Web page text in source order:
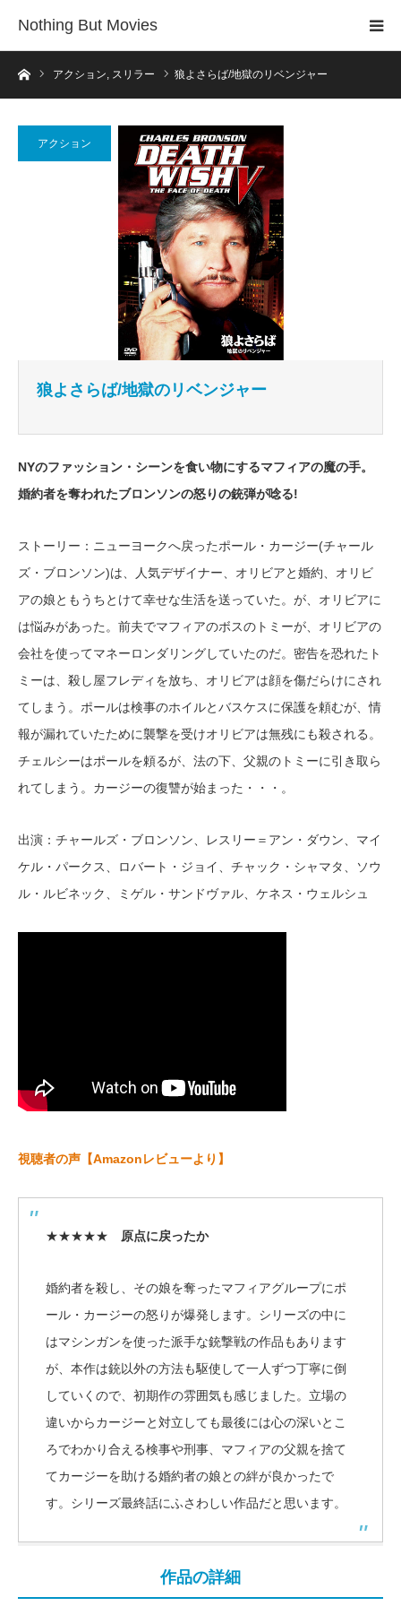
Nothing But Movies
ホームアクション, スリラー 狼よさらば/地獄のリベンジャー
アクション
狼よさらば/地獄のリベンジャー
NYのファッション・シーンを食い物にするマフィアの魔の手。
婚約者を奪われたブロンソンの怒りの銃弾が唸る!
ストーリー：ニューヨークへ戻ったポール・カージー(チャール
ズ・ブロンソン)は、人気デザイナー、オリビアと婚約、オリビ
アの娘ともうちとけて幸せな生活を送っていた。が、オリビアに
は悩みがあった。前夫でマフィアのボスのトミーが、オリビアの
会社を使ってマネーロンダリングしていたのだ。密告を恐れたト
ミーは、殺し屋フレディを放ち、オリビアは顔を傷だらけにされ
てしまう。ポールは検事のホイルとバスケスに保護を頼むが、情
報が漏れていたために襲撃を受けオリビアは無残にも殺される。
チェルシーはポールを頼るが、法の下、父親のトミーに引き取ら
れてしまう。カージーの復讐が始まった・・・。
出演：チャールズ・ブロンソン、レスリー＝アン・ダウン、マイ
ケル・パークス、ロバート・ジョイ、チャック・シャマタ、ソウ
ル・ルビネック、ミゲル・サンドヴァル、ケネス・ウェルシュ
視聴者の声【Amazonレビューより】
★★★★★ 原点に戻ったか
婚約者を殺し、その娘を奪ったマフィアグループにポ
ール・カージーの怒りが爆発します。シリーズの中に
はマシンガンを使った派手な銃撃戦の作品もあります
が、本作は銃以外の方法も駆使して一人ずつ丁寧に倒
していくので、初期作の雰囲気も感じました。立場の
違いからカージーと対立しても最後には心の深いとこ
ろでわかり合える検事や刑事、マフィアの父親を捨て
てカージーを助ける婚約者の娘との絆が良かったで
す。シリーズ最終話にふさわしい作品だと思います。
作品の詳細